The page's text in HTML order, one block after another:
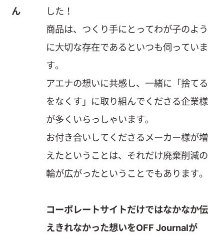
ん
した！
商品は、つくり手にとってわが子のよう
に大切な存在であるといつも伺っていま
す。
アエナの想いに共感し、一緒に「捨てる
をなくす」に取り組んでくださる企業様
が多くいらっしゃいます。
お付き合いしてくださるメーカー様が増
えたということは、それだけ廃棄削減の
輪が広がったということでもあります。
コーポレートサイトだけではなかなか伝
えきれなかった想いをOFF Journalが